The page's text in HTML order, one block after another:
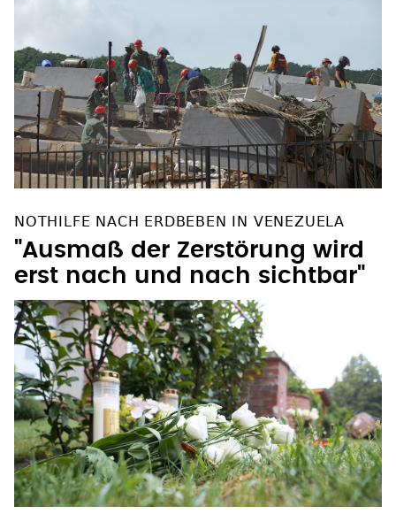
NOTHILFE NACH ERDBEBEN IN VENEZUELA
"Ausmaß der Zerstörung wird
erst nach und nach sichtbar"